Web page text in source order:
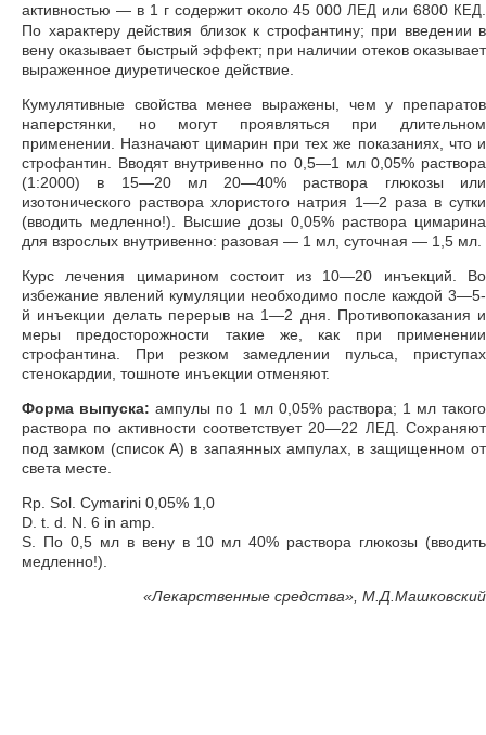
активностью — в 1 г содержит около 45 000 ЛЕД или 6800 КЕД
По характеру действия близок к строфантину; при введении в
вену оказывает быстрый эффект; при наличии отеков оказывает
выраженное диуретическое действие.
Кумулятивные свойства менее выражены, чем у препаратов
наперстянки, но могут проявляться при длительном
применении. Назначают цимарин при тех же показаниях, что и
строфантин. Вводят внутривенно по 0,5—1 мл 0,05% раствора
(1:2000) в 15—20 мл 20—40% раствора глюкозы или
изотонического раствора хлористого натрия 1—2 раза в сутки
(вводить медленно!). Высшие дозы 0,05% раствора цимарина
для взрослых внутривенно: разовая — 1 мл, суточная — 1,5 мл.
Курс лечения цимарином состоит из 10—20 инъекций. Во
избежание явлений кумуляции необходимо после каждой 3—5-
й инъекции делать перерыв на 1—2 дня. Противопоказания и
меры предосторожности такие же, как при применении
строфантина. При резком замедлении пульса, приступах
стенокардии, тошноте инъекции отменяют.
Форма выпуска: ампулы по 1 мл 0,05% раствора; 1 мл такого
раствора по активности соответствует 20—22 ЛЕД . Сохраняют
под замком (список А) в запаянных ампулах, в защищенном от
света месте.
Rp. Sol. Cymarini 0,05% 1,0
D. t. d. N. 6 in amp.
S. По 0,5 мл в вену в 10 мл 40% раствора глюкозы (вводить
медленно!).
«Лекарственные средства», М.Д.Машковский